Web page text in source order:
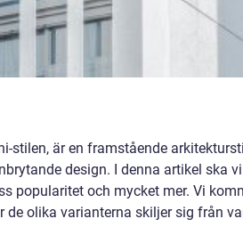
stilen, är en framstående
design. I denna artikel ska
popularitet och mycket mer. Vi
olika varianterna skiljer sig från